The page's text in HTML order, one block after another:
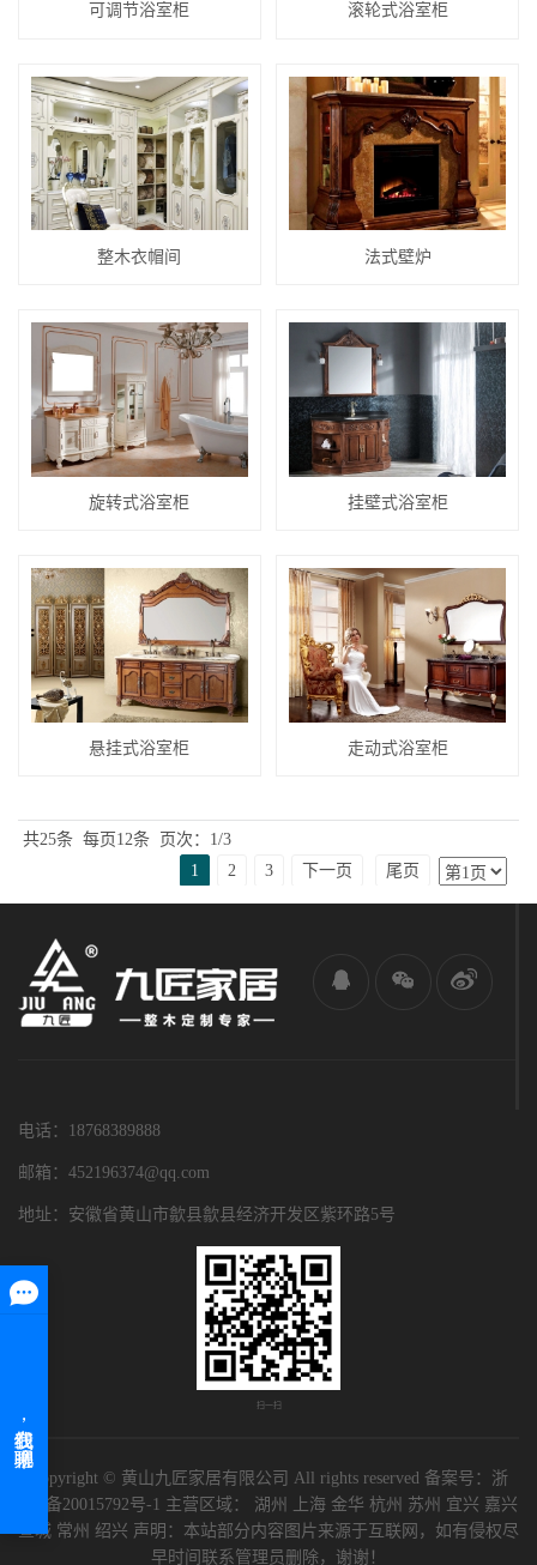
可调节浴室柜 滚轮式浴室柜
整木衣帽间 法式壁炉
旋转式浴室柜 挂壁式浴室柜
悬挂式浴室柜 走动式浴室柜
共25条 每页12条
页次：1/3
1
2 3 下一页 尾页
电话：18768389888
邮箱：452196374@qq.com
地址：安徽省黄山市歙县歙县经济开发区紫环路5号
扫一扫
Copyright © 黄山九匠家居有限公司 All rights reserved 备案号： 浙
ICP备20015792号-1 主营区域： 湖州 上海 金华 杭州 苏州 宜兴 嘉兴
宣城 常州 绍兴 声明：本站部分内容图片来源于互联网，如有侵权尽
早时间联系管理员删除，谢谢！